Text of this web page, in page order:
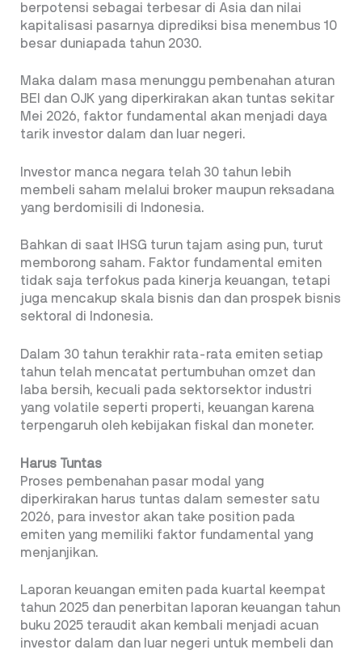
berpotensi sebagai terbesar di Asia dan nilai
kapitalisasi pasarnya diprediksi bisa menembus 10
besar duniapada tahun 2030.
Maka dalam masa menunggu pembenahan aturan
BEI dan OJK yang diperkirakan akan tuntas sekitar
Mei 2026, faktor fundamental akan menjadi daya
tarik investor dalam dan luar negeri.
Investor manca negara telah 30 tahun lebih
membeli saham melalui broker maupun reksadana
yang berdomisili di Indonesia.
Bahkan di saat IHSG turun tajam asing pun, turut
memborong saham. Faktor fundamental emiten
tidak saja terfokus pada kinerja keuangan, tetapi
juga mencakup skala bisnis dan dan prospek bisnis
sektoral di Indonesia.
Dalam 30 tahun terakhir rata-rata emiten setiap
tahun telah mencatat pertumbuhan omzet dan
laba bersih, kecuali pada sektorsektor industri
yang volatile seperti properti, keuangan karena
terpengaruh oleh kebijakan fiskal dan moneter.
Harus Tuntas
Proses pembenahan pasar modal yang
diperkirakan harus tuntas dalam semester satu
2026, para investor akan take position pada
emiten yang memiliki faktor fundamental yang
menjanjikan.
Laporan keuangan emiten pada kuartal keempat
tahun 2025 dan penerbitan laporan keuangan tahun
buku 2025 teraudit akan kembali menjadi acuan
investor dalam dan luar negeri untuk membeli dan